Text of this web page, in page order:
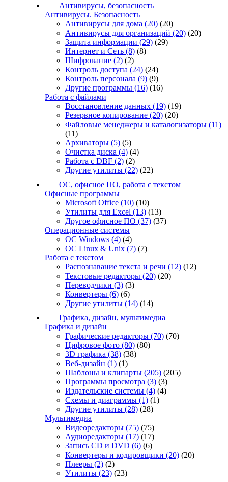
Антивирусы, безопасность
Антивирусы. Безопасность
Антивирусы для дома (20) (20)
Антивирусы для организаций (20) (20)
Защита информации (29) (29)
Интернет и Сеть (8) (8)
Шифрование (2) (2)
Контроль доступа (24) (24)
Контроль персонала (9) (9)
Другие программы (16) (16)
Работа с файлами
Восстановление данных (19) (19)
Резервное копирование (20) (20)
Файловые менеджеры и каталогизаторы (11)
(11)
Архиваторы (5) (5)
Очистка диска (4) (4)
Работа с DBF (2) (2)
Другие утилиты (22) (22)
ОС, офисное ПО, работа с текстом
Офисные программы
Microsoft Office (10) (10)
Утилиты для Excel (13) (13)
Другое офисное ПО (37) (37)
Операционные системы
ОС Windows (4) (4)
ОС Linux & Unix (7) (7)
Работа с текстом
Распознавание текста и речи (12) (12)
Текстовые редакторы (20) (20)
Переводчики (3) (3)
Конвертеры (6) (6)
Другие утилиты (14) (14)
Графика, дизайн, мультимедиа
Графика и дизайн
Графические редакторы (70) (70)
Цифровое фото (80) (80)
3D графика (38) (38)
Веб-дизайн (1) (1)
Шаблоны и клипарты (205) (205)
Программы просмотра (3) (3)
Издательские системы (4) (4)
Схемы и диаграммы (1) (1)
Другие утилиты (28) (28)
Мультимедиа
Видеоредакторы (75) (75)
Аудиоредакторы (17) (17)
Запись CD и DVD (6) (6)
Конвертеры и кодировщики (20) (20)
Плееры (2) (2)
Утилиты (23) (23)